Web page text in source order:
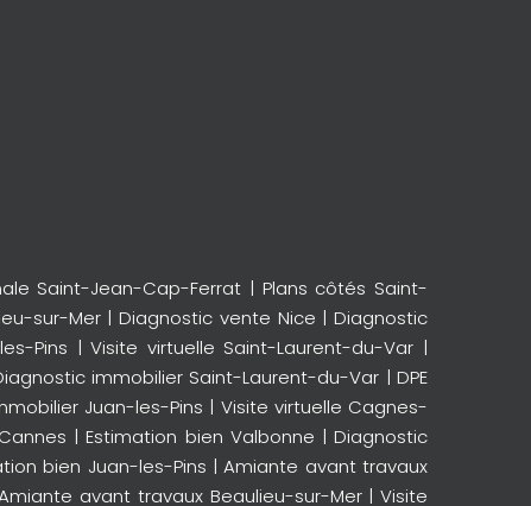
Saint-Jean-Cap-Ferrat | Plans côtés Saint-
sur-Mer|Diagnostic vente Nice |Diagnostic
Pins |Visite virtuelle Saint-Laurent-du-Var |
immobilier Saint-Laurent-du-Var |DPE
Juan-les-Pins | Visite virtuelle Cagnes-
|Estimation bien Valbonne |Diagnostic
bien Juan-les-Pins |Amiante avant travaux
avant travaux Beaulieu-sur-Mer|Visite